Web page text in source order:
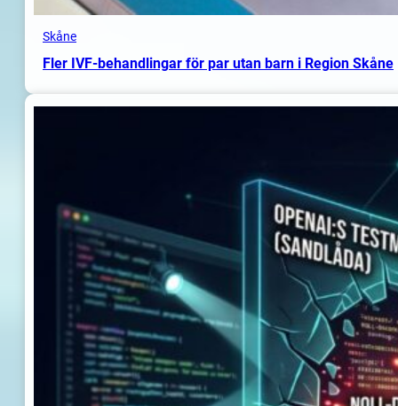
Skåne
Fler IVF-behandlingar för par utan barn i Region Skåne